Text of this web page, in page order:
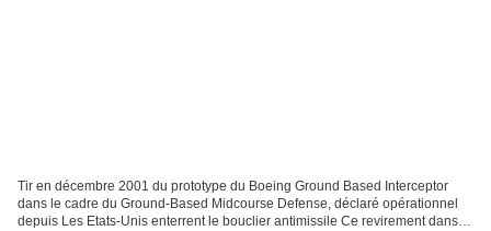
Tir en décembre 2001 du prototype du Boeing Ground Based Interceptor
dans le cadre du Ground-Based Midcourse Defense, déclaré opérationnel
depuis Les Etats-Unis enterrent le bouclier antimissile Ce revirement dans